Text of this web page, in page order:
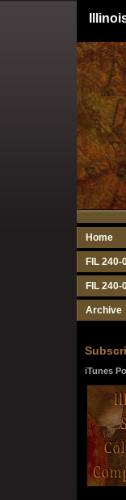
Home
FIL
FIL
Archive
iTunes